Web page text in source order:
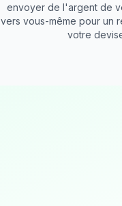
envoyer de l'argent de
vers vous-même pour un
votre